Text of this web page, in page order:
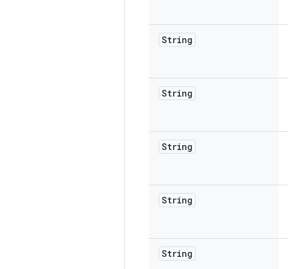
String
String
String
String
String